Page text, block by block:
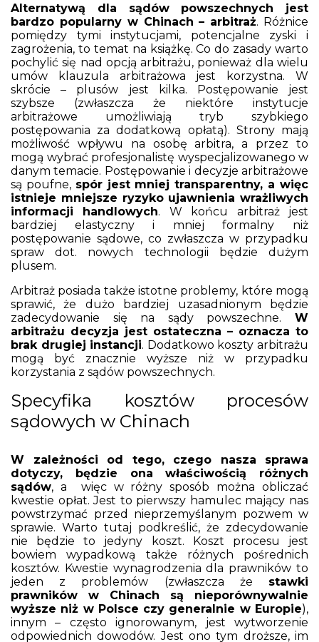
Alternatywą dla sądów powszechnych jest
bardzo popularny w Chinach – arbitraż. Różnice
pomiędzy tymi instytucjami, potencjalne zyski i
zagrożenia, to temat na książkę. Co do zasady warto
pochylić się nad opcją arbitrażu, ponieważ dla wielu
umów klauzula arbitrażowa jest korzystna. W
skrócie – plusów jest kilka. Postępowanie jest
szybsze (zwłaszcza że niektóre instytucje
arbitrażowe umożliwiają tryb szybkiego
postępowania za dodatkową opłatą). Strony mają
możliwość wpływu na osobę arbitra, a przez to
mogą wybrać profesjonalistę wyspecjalizowanego w
danym temacie. Postępowanie i decyzje arbitrażowe
są poufne, spór jest mniej transparentny, a więc
istnieje mniejsze ryzyko ujawnienia wrażliwych
informacji handlowych. W końcu arbitraż jest
bardziej elastyczny i mniej formalny niż
postępowanie sądowe, co zwłaszcza w przypadku
spraw dot. nowych technologii będzie dużym
plusem.
Arbitraż posiada także istotne problemy, które mogą
sprawić, że dużo bardziej uzasadnionym będzie
zadecydowanie się na sądy powszechne. W
arbitrażu decyzja jest ostateczna – oznacza to
brak drugiej instancji. Dodatkowo koszty arbitrażu
mogą być znacznie wyższe niż w przypadku
korzystania z sądów powszechnych.
Specyfika kosztów procesów
sądowych w Chinach
W zależności od tego, czego nasza sprawa
dotyczy, będzie ona właściwością różnych
sądów, a więc w różny sposób można obliczać
kwestie opłat. Jest to pierwszy hamulec mający nas
powstrzymać przed nieprzemyślanym pozwem w
sprawie. Warto tutaj podkreślić, że zdecydowanie
nie będzie to jedyny koszt. Koszt procesu jest
bowiem wypadkową także różnych pośrednich
kosztów. Kwestie wynagrodzenia dla prawników to
jeden z problemów (zwłaszcza że stawki
prawników w Chinach są nieporównywalnie
wyższe niż w Polsce czy generalnie w Europie),
innym – często ignorowanym, jest wytworzenie
odpowiednich dowodów. Jest ono tym droższe, im